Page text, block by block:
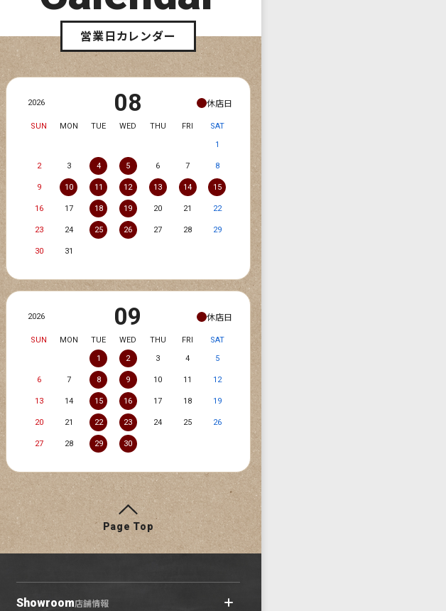
営業日カレンダー
2026 08 休店日
SUN MON TUE WED THU FRI
SAT
1
2 3 4 5 6 7 8
9 10 11 12 13 14 15
16 17 18 19 20 21 22
23 24 25 26 27 28 29
30 31
2026 09 休店日
SUN MON TUE WED THU FRI
SAT
1
2 3 4 5
6 7 8 9 10 11 12
13 14 15 16 17 18 19
20 21 22 23 24 25 26
27 28 29 30
Page Top
Showroom店舗情報